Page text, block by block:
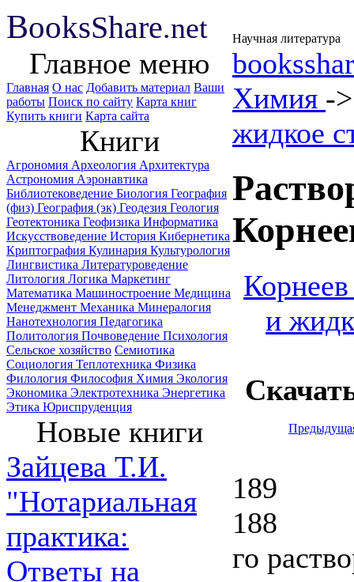
BooksShare.net Научная литература
Главное меню
Главная О нас Добавить материал Ваши
работы Поиск по сайту Карта книг
Купить книги Карта сайта
Книги
Агрономия Археология Архитектура
Астрономия Аэронавтика
Библиотековедение Биология География
(физ) География (эк) Геодезия Геология
Геотектоника Геофизика Информатика
Искусствоведение История Кибернетика
Криптография Кулинария Культурология
Лингвистика Литературоведение
Литология Логика Маркетинг
Математика Машиностроение Медицина
Менеджмент Механика Минералогия
Нанотехнология Педагогика
Политология Почвоведение Психология
Сельское хозяйство Семиотика
Социология Теплотехника Физика
Филология Философия Химия Экология
Экономика Электротехника Энергетика
Этика Юриспруденция
Новые книги
Зайцева Т.И.
"Нотариальная
практика:
Ответы на
Химия -
жидкое
и
189
188
го